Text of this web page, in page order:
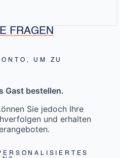
FRAGEN
UM ZU
Gast bestellen.
Sie jedoch Ihre
und erhalten